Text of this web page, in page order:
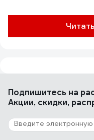
Подпишитесь на
Акции, скидки,